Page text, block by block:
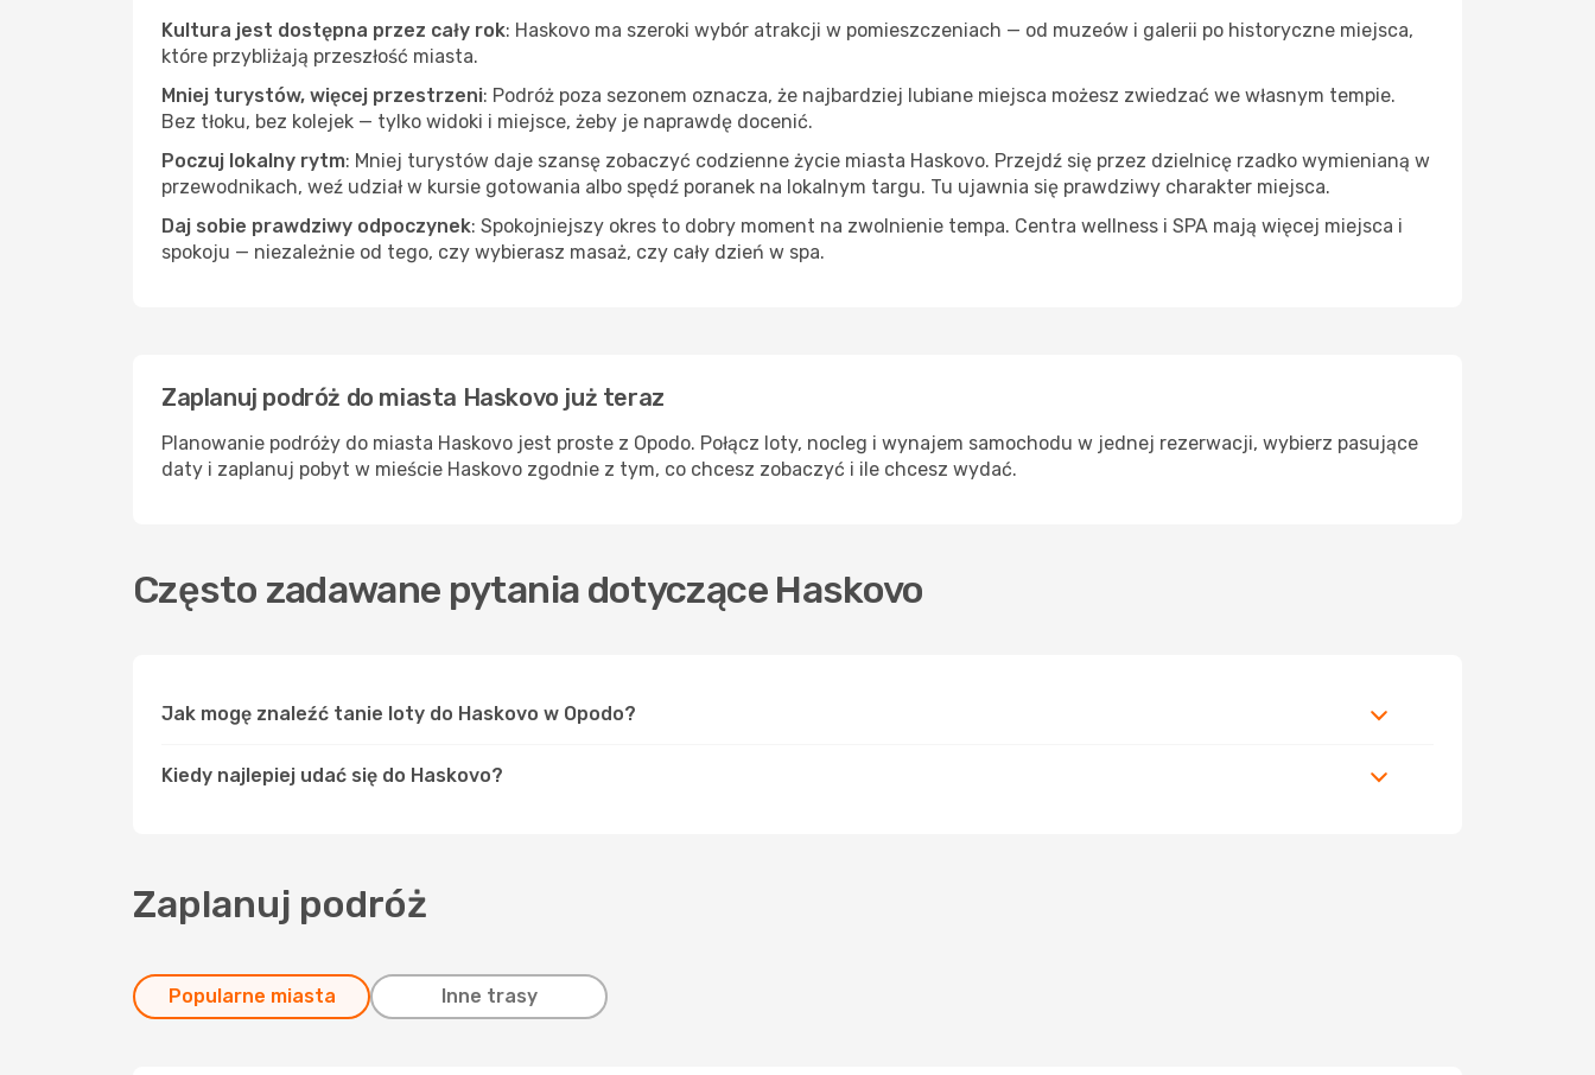
Kultura jest dostępna przez cały rok: Haskovo ma szeroki wybór atrakcji w pomieszczeniach — od muzeów i galerii po historyczne miejsca,
które przybliżają przeszłość miasta.
Mniej turystów, więcej przestrzeni: Podróż poza sezonem oznacza, że najbardziej lubiane miejsca możesz zwiedzać we własnym tempie.
Bez tłoku, bez kolejek — tylko widoki i miejsce, żeby je naprawdę docenić.
Poczuj lokalny rytm: Mniej turystów daje szansę zobaczyć codzienne życie miasta Haskovo. Przejdź się przez dzielnicę rzadko wymienianą w
przewodnikach, weź udział w kursie gotowania albo spędź poranek na lokalnym targu. Tu ujawnia się prawdziwy charakter miejsca.
Daj sobie prawdziwy odpoczynek: Spokojniejszy okres to dobry moment na zwolnienie tempa. Centra wellness i SPA mają więcej miejsca i
spokoju — niezależnie od tego, czy wybierasz masaż, czy cały dzień w spa.
Zaplanuj podróż do miasta Haskovo już teraz
Planowanie podróży do miasta Haskovo jest proste z Opodo. Połącz loty, nocleg i wynajem samochodu w jednej rezerwacji, wybierz pasujące
daty i zaplanuj pobyt w mieście Haskovo zgodnie z tym, co chcesz zobaczyć i ile chcesz wydać.
Często zadawane pytania dotyczące Haskovo
Jak mogę znaleźć tanie loty do Haskovo w Opodo?
Kiedy najlepiej udać się do Haskovo?
Zaplanuj podróż
Popularne miasta Inne trasy